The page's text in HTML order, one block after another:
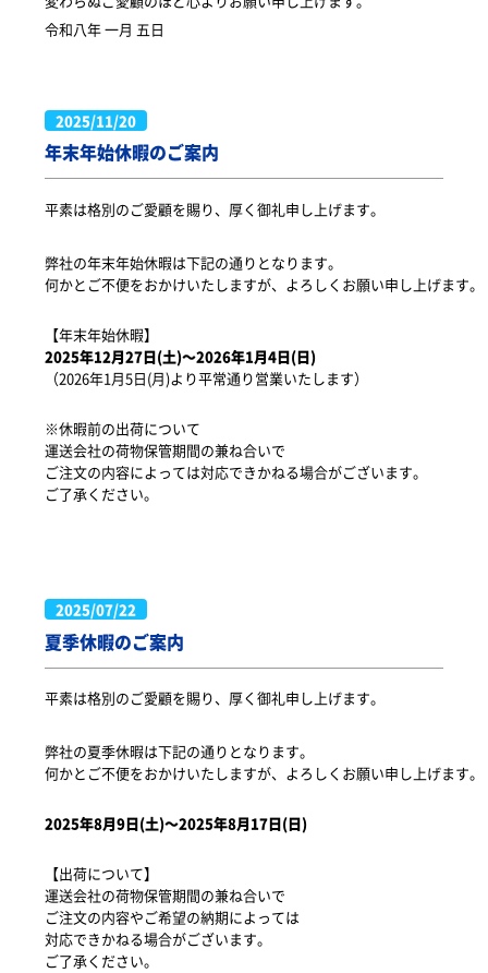
令和八年 一月 五日
2025/11/20
年末年始休暇のご案内
平素は格別のご愛顧を賜り、厚く御礼申し上げます。
弊社の年末年始休暇は下記の通りとなります。
何かとご不便をおかけいたしますが、よろしくお願い申し上げます。
2025年12月27日(土)～2026年1月4日(日)
（2026年1月5日(月)より平常通り営業いたします）
※休暇前の出荷について
運送会社の荷物保管期間の兼ね合いで
ご注文の内容によっては対応できかねる場合がございます。
ご了承ください。
2025/07/22
夏季休暇のご案内
平素は格別のご愛顧を賜り、厚く御礼申し上げます。
弊社の夏季休暇は下記の通りとなります。
何かとご不便をおかけいたしますが、よろしくお願い申し上げます。
2025年8月9日(土)～2025年8月17日(日)
【出荷について】
運送会社の荷物保管期間の兼ね合いで
ご注文の内容やご希望の納期によっては
対応できかねる場合がございます。
ご了承ください。